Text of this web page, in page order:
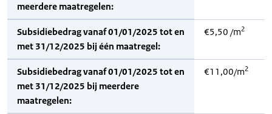
meerdere maatregelen:
Subsidiebedrag vanaf 01/01/2025 tot en
met 31/12/2025 bij één maatregel:
€5,50 /m2
Subsidiebedrag vanaf 01/01/2025 tot en
met 31/12/2025 bij meerdere
maatregelen:
€11,00/m2